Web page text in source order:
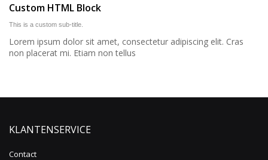
Custom HTML Block
This is a custom sub-title.
Lorem ipsum dolor sit amet, consectetur adipiscing elit. Cras
non placerat mi. Etiam non tellus
KLANTENSERVICE
Contact